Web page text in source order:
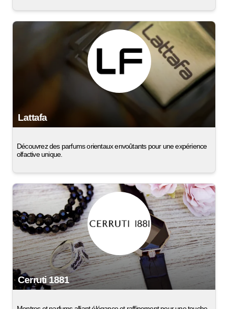
Lattafa
Découvrez des parfums orientaux envoûtants pour une expérience
olfactive unique.
Cerruti 1881